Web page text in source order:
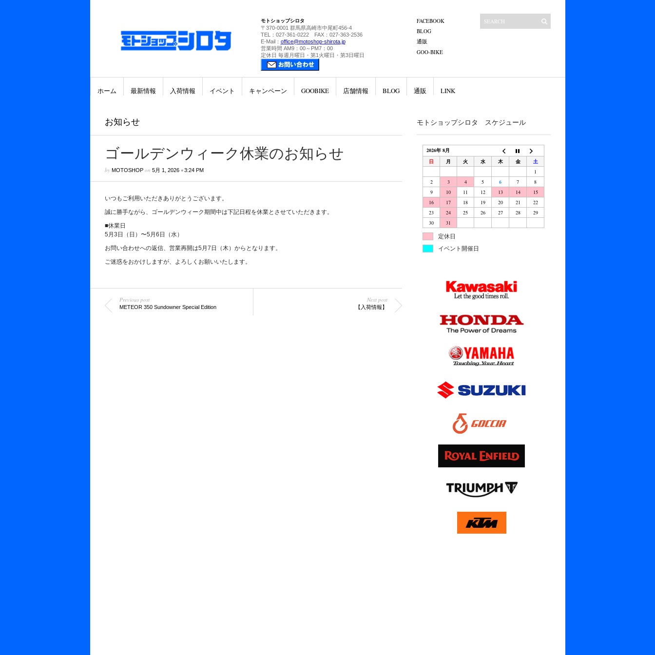
モトショップシロタ
〒370-0001 群馬県高崎市中尾町456-4
TEL：027-361-0222 FAX：027-363-2536
E-Mail： office@motoshop-shirota.jp
営業時間 AM9：00～PM7：00
定休日 毎週月曜日・第1火曜日・第3日曜日
FACEBOOK
BLOG
通販
GOO-BIKE
ホーム 最新情報 入荷情報 イベント キャンペーン GOOBIKE 店舗情報 BLOG 通販 LINK
お知らせ
ゴールデンウィーク休業のお知らせ
by MOTOSHOPon 5月 1, 2026•3:24 PM
いつもご利用いただきありがとうございます。
誠に勝手ながら、ゴールデンウィーク期間中は下記日程を休業とさせていただきます。
■休業日
5月3日（日）〜5月6日（水）
お問い合わせへの返信、営業再開は5月7日（木）からとなります。
ご迷惑をおかけしますが、よろしくお願いいたします。
Previous post
METEOR 350 Sundowner Special Edition
Next post
【入荷情報】
モトショップシロタ スケジュール
2026年 8月
日
月 火 水 木 金
土
1
2
3 4 5 6 7
8
9
10 11 12 13 14
15
16
17 18 19 20 21
22
23
24 25 26 27 28
29
30
31
定休日
イベント開催日